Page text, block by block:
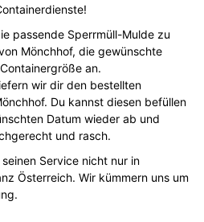
passende Sperrmüll-Mulde zu
Mönchhof, die gewünschte
an.
wir dir den bestellten
Du kannst diesen befüllen
Datum wieder ab und
und rasch.
Service nicht nur in
Österreich. Wir kümmern uns um